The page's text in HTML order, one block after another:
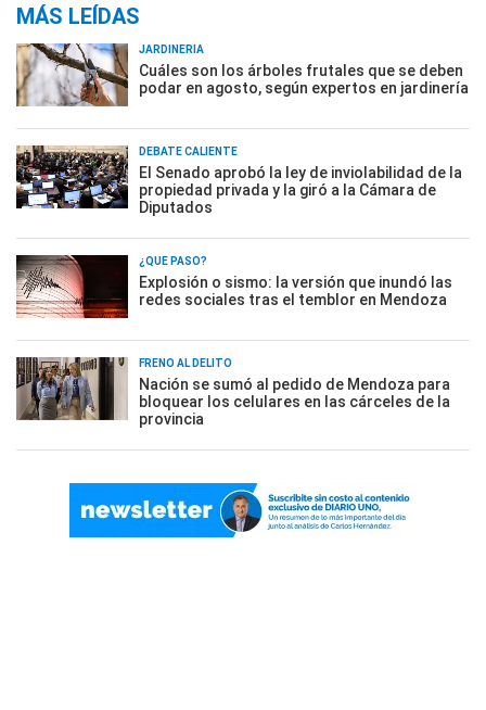
MÁS LEÍDAS
JARDINERÍA
Cuáles son los árboles frutales que se deben
podar en agosto, según expertos en jardinería
DEBATE CALIENTE
El Senado aprobó la ley de inviolabilidad de la
propiedad privada y la giró a la Cámara de
Diputados
¿QUÉ PASÓ?
Explosión o sismo: la versión que inundó las
redes sociales tras el temblor en Mendoza
FRENO AL DELITO
Nación se sumó al pedido de Mendoza para
bloquear los celulares en las cárceles de la
provincia